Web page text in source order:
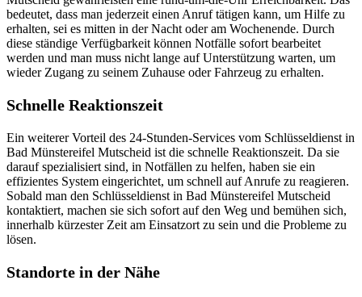
bedeutet, dass man jederzeit einen Anruf tätigen kann, um Hilfe zu
erhalten, sei es mitten in der Nacht oder am Wochenende.​ Durch
diese ständige Verfügbarkeit können Notfälle sofort bearbeitet
werden und man muss nicht lange auf Unterstützung warten, um
wieder Zugang zu seinem Zuhause oder Fahrzeug zu erhalten.​
Schnelle Reaktionszeit
Ein weiterer Vorteil des 24-Stunden-Services vom Schlüsseldienst in
Bad Münstereifel Mutscheid ist die schnelle Reaktionszeit.​ Da sie
darauf spezialisiert sind, in Notfällen zu helfen, haben sie ein
effizientes System eingerichtet, um schnell auf Anrufe zu reagieren.
Sobald man den Schlüsseldienst in Bad Münstereifel Mutscheid
kontaktiert, machen sie sich sofort auf den Weg und bemühen sich,
innerhalb kürzester Zeit am Einsatzort zu sein und die Probleme zu
lösen.​
Standorte in der Nähe